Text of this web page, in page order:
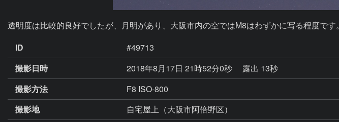
透明度は比較的良好でしたが、月明があり、大阪市内の空ではM8はわずかに写る程度です。
ID
#49713
撮影日時
2018年8月17日 21時52分0秒
露出 13秒
撮影方法
F8 ISO-800
撮影地
自宅屋上（大阪市阿倍野区）